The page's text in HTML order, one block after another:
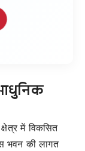
में विकसित
भवन की लागत